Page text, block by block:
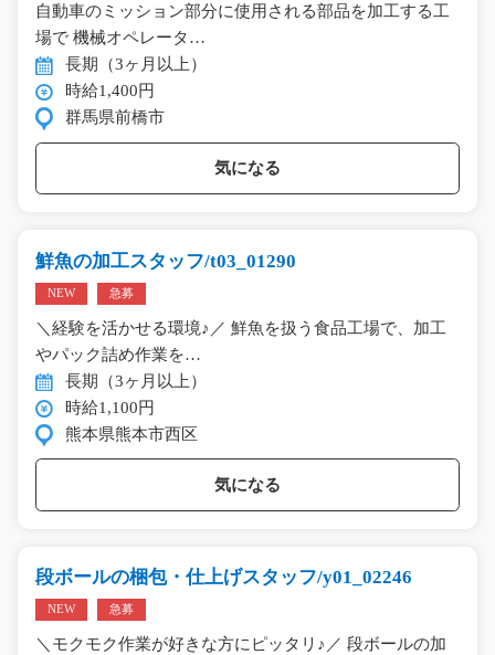
自動車のミッション部分に使用される部品を加工する工
場で 機械オペレータ…
長期（3ヶ月以上）
時給1,400円
群馬県前橋市
気になる
鮮魚の加工スタッフ/t03_01290
NEW 急募
＼経験を活かせる環境♪／ 鮮魚を扱う食品工場で、加工
やパック詰め作業を…
長期（3ヶ月以上）
時給1,100円
熊本県熊本市西区
気になる
段ボールの梱包・仕上げスタッフ/y01_02246
NEW 急募
＼モクモク作業が好きな方にピッタリ♪／ 段ボールの加